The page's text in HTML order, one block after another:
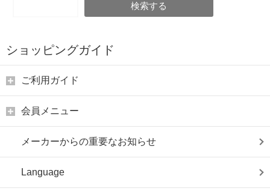
検索する
ショッピングガイド
ご利用ガイド
会員メニュー
メーカーからの重要なお知らせ
Language